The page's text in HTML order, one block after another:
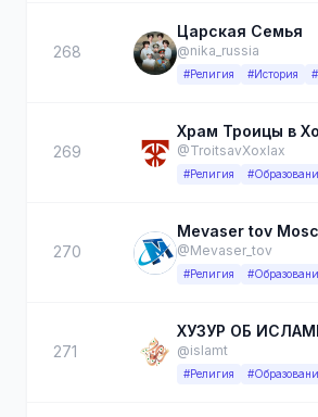
268
Царская Семья
@nika_russia
#Религия #История
269
Храм Троицы в
@TroitsavXoxlax
#Религия
270 @Mevaser_tov
#Религия
271
ХУЗУР ОБ
@islamt
#Религия